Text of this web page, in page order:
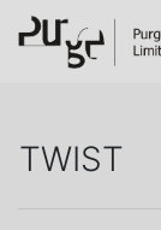
TWIST